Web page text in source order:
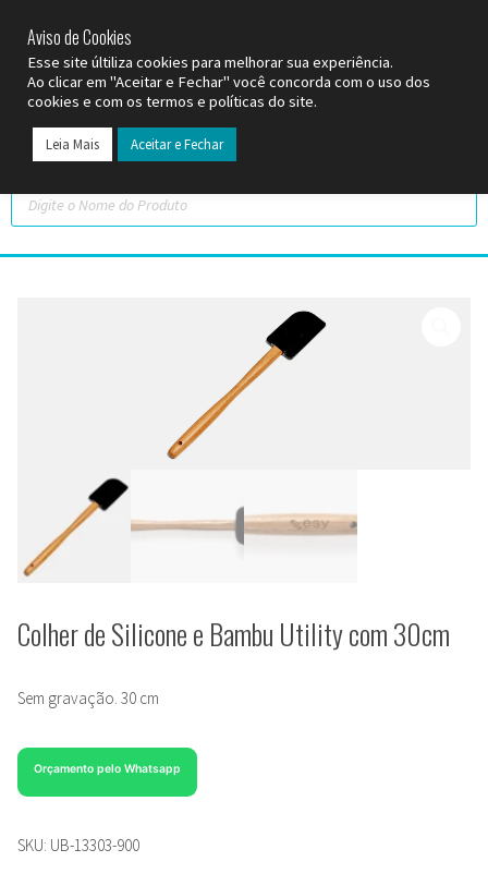
Colher de Silicone e Bambu Utility com 30cm
Sem gravação. 30 cm
Orçamento pelo Whatsapp
SKU: UB-13303-900
Aviso de Cookies
Esse site últiliza cookies para melhorar sua experiência.
Ao clicar em "Aceitar e Fechar" você concorda com o uso dos
cookies e com os termos e políticas do site.
Leia Mais Aceitar e Fechar